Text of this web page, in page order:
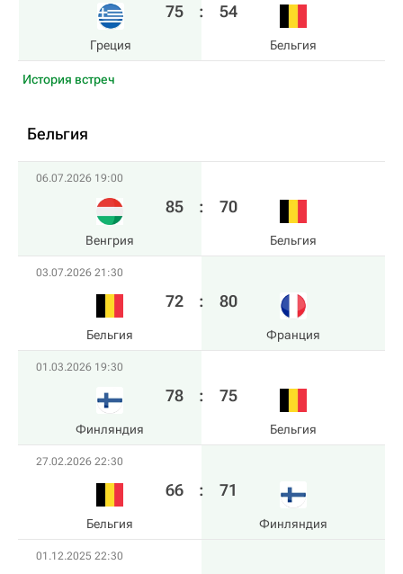
Греция
75 : 54
Бельгия
История встреч
Бельгия
06.07.2026 19:00
Венгрия
85 : 70
Бельгия
03.07.2026 21:30
Бельгия
72 : 80
Франция
01.03.2026 19:30
Финляндия
78 : 75
Бельгия
27.02.2026 22:30
Бельгия
66 : 71
Финляндия
01.12.2025 22:30